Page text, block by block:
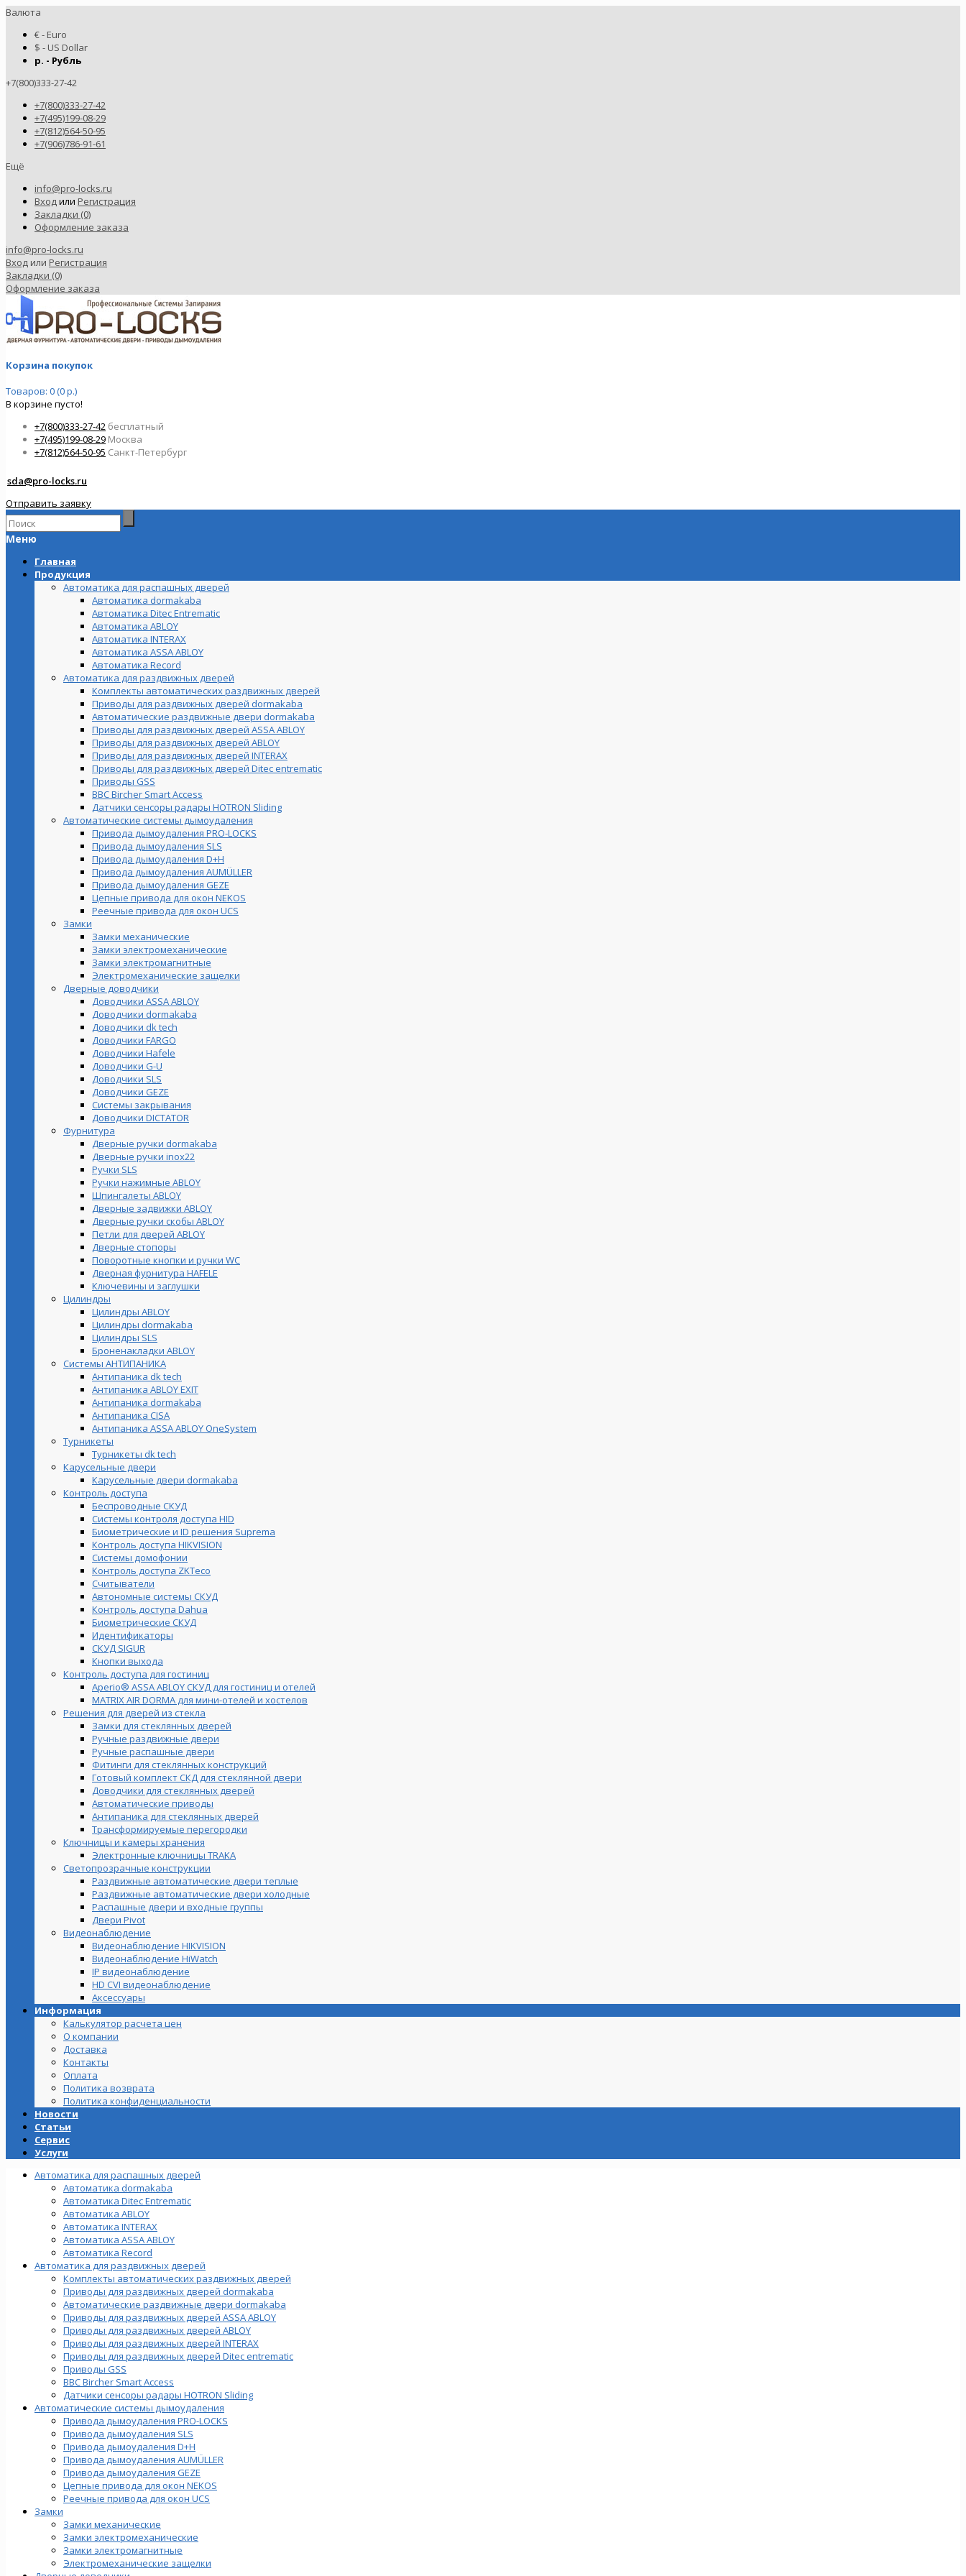
Валюта
€ - Euro
$ - US Dollar
р. - Рубль
+7(800)333-27-42
+7(800)333-27-42
+7(495)199-08-29
+7(812)564-50-95
+7(906)786-91-61
Ещё
info@pro-locks.ru
Входили Регистрация
Закладки (0)
Оформление заказа
info@pro-locks.ru
Вход или Регистрация
Закладки (0)
Оформление заказа
Корзина покупок
Товаров: 0 (0 р.)
В корзине пусто!
+7(800)333-27-42 бесплатный
+7(495)199-08-29 Москва
+7(812)564-50-95 Санкт-Петербург
sda@pro-locks.ru
Отправить заявку
Меню
Главная
Продукция
Автоматика для распашных дверей
Автоматика dormakaba
Автоматика Ditec Entrematic
Автоматика ABLOY
Автоматика INTERAX
Автоматика ASSA ABLOY
Автоматика Record
Автоматика для раздвижных дверей
Комплекты автоматических раздвижных дверей
Приводы для раздвижных дверей dormakaba
Автоматические раздвижные двери dormakaba
Приводы для раздвижных дверей ASSA ABLOY
Приводы для раздвижных дверей ABLOY
Приводы для раздвижных дверей INTERAX
Приводы для раздвижных дверей Ditec entrematic
Приводы GSS
BBC Bircher Smart Access
Датчики сенсоры радары HOTRON Sliding
Автоматические системы дымоудаления
Привода дымоудаления PRO-LOCKS
Привода дымоудаления SLS
Привода дымоудаления D+H
Привода дымоудаления AUMÜLLER
Привода дымоудаления GEZE
Цепные привода для окон NEKOS
Реечные привода для окон UСS
Замки
Замки механические
Замки электромеханические
Замки электромагнитные
Электромеханические защелки
Дверные доводчики
Доводчики ASSA ABLOY
Доводчики dormakaba
Доводчики dk tech
Доводчики FARGO
Доводчики Hafele
Доводчики G-U
Доводчики SLS
Доводчики GEZE
Cистемы закрывания
Доводчики DICTATOR
Фурнитура
Дверные ручки dormakaba
Дверные ручки inox22
Ручки SLS
Ручки нажимные ABLOY
Шпингалеты ABLOY
Дверные задвижки ABLOY
Дверные ручки скобы ABLOY
Петли для дверей ABLOY
Дверные стопоры
Поворотные кнопки и ручки WC
Дверная фурнитура HAFELE
Ключевины и заглушки
Цилиндры
Цилиндры ABLOY
Цилиндры dormakaba
Цилиндры SLS
Броненакладки ABLOY
Системы АНТИПАНИКА
Антипаника dk tech
Антипаника ABLOY EXIT
Антипаника dormakaba
Антипаника СISA
Антипаника ASSA ABLOY OneSystem
Турникеты
Турникеты dk tech
Карусельные двери
Карусельные двери dormakaba
Контроль доступа
Беспроводные СКУД
Системы контроля доступа HID
Биометрические и ID решения Suprema
Контроль доступа HIKVISION
Системы домофонии
Контроль доступа ZKTeco
Считыватели
Автономные системы СКУД
Контроль доступа Dahua
Биометрические СКУД
Идентификаторы
СКУД SIGUR
Кнопки выхода
Контроль доступа для гостиниц
Aperio® ASSA ABLOY СКУД для гостиниц и отелей
MATRIX AIR DORMA для мини-отелей и хостелов
Решения для дверей из стекла
Замки для стеклянных дверей
Ручные раздвижные двери
Ручные распашные двери
Фитинги для стеклянных конструкций
Готовый комплект СКД для стеклянной двери
Доводчики для стеклянных дверей
Автоматические приводы
Антипаника для стеклянных дверей
Трансформируемые перегородки
Ключницы и камеры хранения
Электронные ключницы TRAKA
Светопрозрачные конструкции
Раздвижные автоматические двери теплые
Раздвижные автоматические двери холодные
Распашные двери и входные группы
Двери Pivot
Видеонаблюдение
Видеонаблюдение HIKVISION
Видеонаблюдение HiWatch
IP видеонаблюдение
HD CVI видеонаблюдение
Аксессуары
Информация
Калькулятор расчета цен
О компании
Доставка
Контакты
Оплата
Политика возврата
Политика конфиденциальности
Новости
Статьи
Сервис
Услуги
Автоматика для распашных дверей
Автоматика dormakaba
Автоматика Ditec Entrematic
Автоматика ABLOY
Автоматика INTERAX
Автоматика ASSA ABLOY
Автоматика Record
Автоматика для раздвижных дверей
Комплекты автоматических раздвижных дверей
Приводы для раздвижных дверей dormakaba
Автоматические раздвижные двери dormakaba
Приводы для раздвижных дверей ASSA ABLOY
Приводы для раздвижных дверей ABLOY
Приводы для раздвижных дверей INTERAX
Приводы для раздвижных дверей Ditec entrematic
Приводы GSS
BBC Bircher Smart Access
Датчики сенсоры радары HOTRON Sliding
Автоматические системы дымоудаления
Привода дымоудаления PRO-LOCKS
Привода дымоудаления SLS
Привода дымоудаления D+H
Привода дымоудаления AUMÜLLER
Привода дымоудаления GEZE
Цепные привода для окон NEKOS
Реечные привода для окон UСS
Замки
Замки механические
Замки электромеханические
Замки электромагнитные
Электромеханические защелки